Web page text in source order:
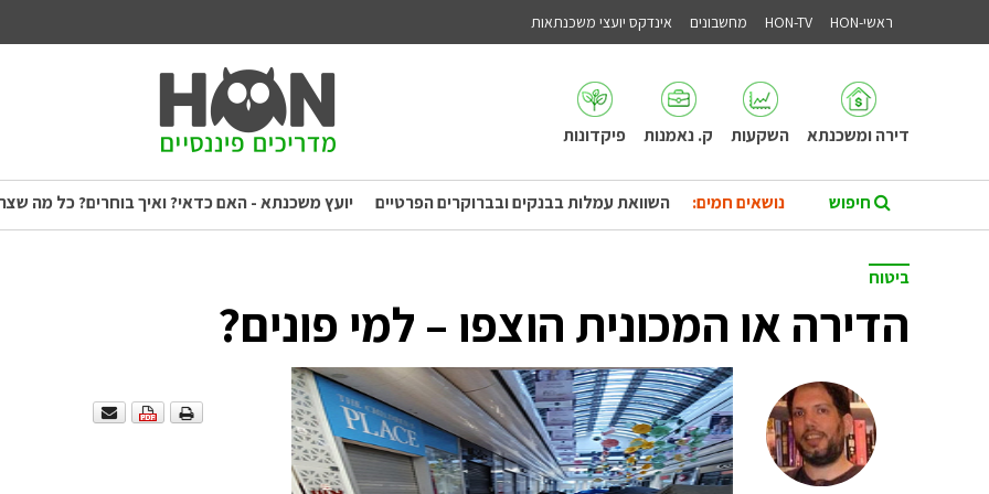
ראשי-HON HON-TV מחשבונים אינדקס יועצי משכנתאות
דירה ומשכנתא השקעות ק. נאמנות פיקדונות
נושאים חמים: השוואת עמלות בבנקים ובברוקרים הפרטיים יועץ משכנתא - האם כדאי? ואיך בוחרים? כל מה
ביטוח
הדירה או המכונית הוצפו – למי פונים?